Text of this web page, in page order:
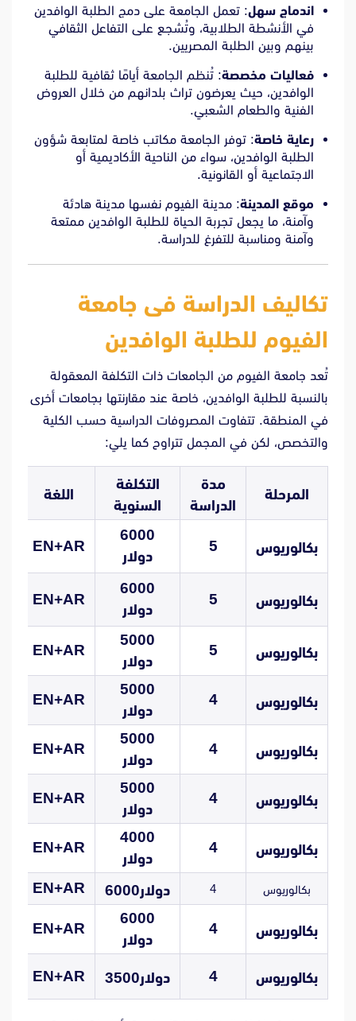
اندماج سهل: تعمل الجامعة على دمج الطلبة الوافدين
في الأنشطة الطلابية، وتُشجع على التفاعل الثقافي
بينهم وبين الطلبة المصريين.
فعاليات مخصصة: تُنظم الجامعة أيامًا ثقافية للطلبة
الوافدين، حيث يعرضون تراث بلدانهم من خلال العروض
الفنية والطعام الشعبي.
رعاية خاصة: توفر الجامعة مكاتب خاصة لمتابعة شؤون
الطلبة الوافدين، سواء من الناحية الأكاديمية أو
الاجتماعية أو القانونية.
موقع المدينة: مدينة الفيوم نفسها مدينة هادئة
وآمنة، ما يجعل تجربة الحياة للطلبة الوافدين ممتعة
وآمنة ومناسبة للتفرغ للدراسة.
تكاليف الدراسة فى جامعة
الفيوم للطلبة الوافدين
تُعد جامعة الفيوم من الجامعات ذات التكلفة المعقولة
بالنسبة للطلبة الوافدين، خاصة عند مقارنتها بجامعات أخرى
في المنطقة. تتفاوت المصروفات الدراسية حسب الكلية
والتخصص، لكن في المجمل تتراوح كما يلي:
اللغة
التكلفة
السنوية
مدة
الدراسة
المرحلة
EN+AR
6000
دولار
5 بكالوريوس
EN+AR
6000
دولار
5 بكالوريوس
EN+AR
5000
دولار
5 بكالوريوس
EN+AR
5000
دولار
4 بكالوريوس
EN+AR
5000
دولار
4 بكالوريوس
EN+AR
5000
دولار
4 بكالوريوس
EN+AR
4000
دولار
4 بكالوريوس
EN+AR 6000دولار 4 بكالوريوس
EN+AR
6000
دولار
4 بكالوريوس
EN+AR 3500دولار 4 بكالوريوس